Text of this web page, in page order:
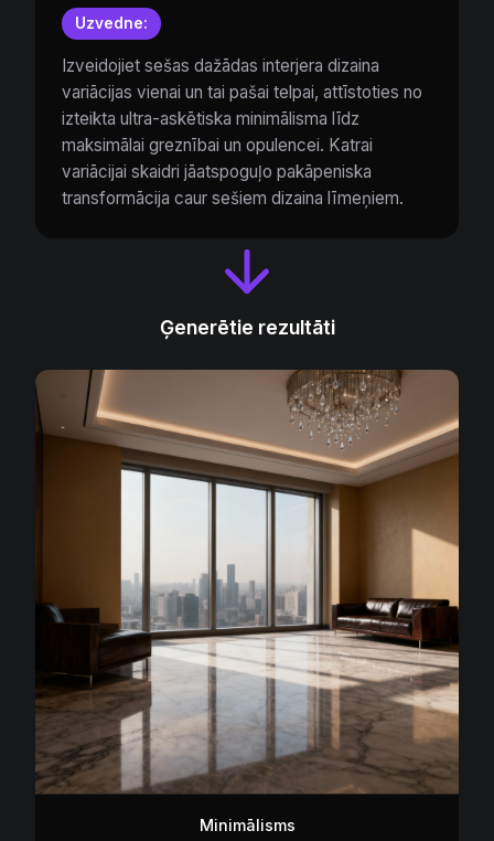
Uzvedne:
Izveidojiet sešas dažādas interjera dizaina
variācijas vienai un tai pašai telpai, attīstoties no
izteikta ultra-askētiska minimālisma līdz
maksimālai greznībai un opulencei. Katrai
variācijai skaidri jāatspoguļo pakāpeniska
transformācija caur sešiem dizaina līmeņiem.
Ģenerētie rezultāti
Minimālisms